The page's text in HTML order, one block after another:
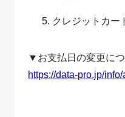
クレジットカー
▼お支払日の変更に
https://data-pro.jp/